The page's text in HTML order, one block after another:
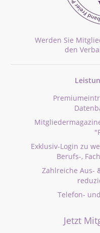
Werden Sie
den
Exklusiv-Login zu
Berufs-,
Zahlreiche Aus-
Telefon-
Jetzt